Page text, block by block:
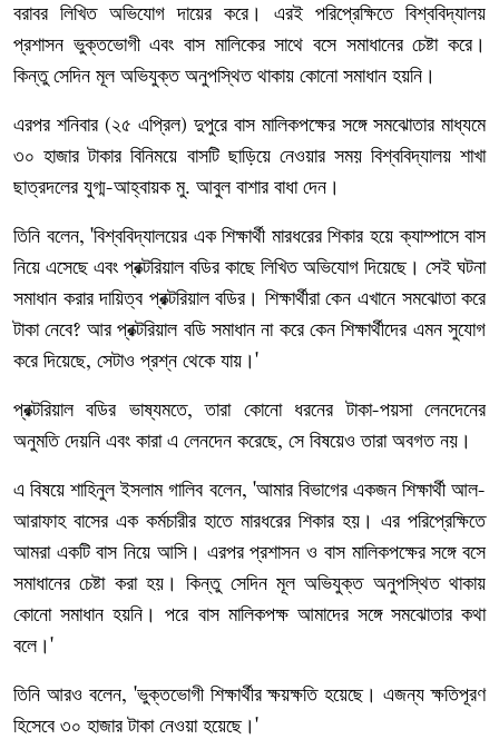
বরাবর লিখিত অভিযোগ দায়ের করে। এরই পরিপ্রেক্ষিতে বিশ্ববিদ্যালয়
প্রশাসন ভুক্তভোগী এবং বাস মালিকের সাথে বসে সমাধানের চেষ্টা করে।
কিন্তু সেদিন মূল অভিযুক্ত অনুপস্থিত থাকায় কোনো সমাধান হয়নি।
এরপর শনিবার(২৫ এপ্রিল) দুপুরে বাস মালিকপক্ষের সঙ্গে সমঝোতার মাধ্যমে
৩০ হাজার টাকার বিনিময়ে বাসটি ছাড়িয়ে নেওয়ার সময় বিশ্ববিদ্যালয় শাখা
ছাত্রদলের যুগ্ম-আহ্বায়ক মু. আবুল বাশার বাধা দেন।
তিনি বলেন, 'বিশ্ববিদ্যালয়ের এক শিক্ষার্থী মারধরের শিকার হয়ে ক্যাম্পাসে বাস
নিয়ে এসেছে এবং প্রক্টরিয়াল বডির কাছে লিখিত অভিযোগ দিয়েছে। সেই ঘটনা
সমাধান করার দায়িত্ব প্রক্টরিয়াল বডির। শিক্ষার্থীরা কেন এখানে সমঝোতা করে
টাকা নেবে? আর প্রক্টরিয়াল বডি সমাধান না করে কেন শিক্ষার্থীদের এমন সুযোগ
করে দিয়েছে, সেটাও প্রশ্ন থেকে যায়। '
প্রক্টরিয়াল বডির ভাষ্যমতে,তারা কোনো ধরনের টাকা-পয়সা লেনদেনের
অনুমতি দেয়নি এবং কারা এ লেনদেন করেছে, সে বিষয়েও তারা অবগত নয়।
এ বিষয়ে শাহিনুল ইসলাম গালিব বলেন, 'আমার বিভাগের একজন শিক্ষার্থী আল-
আরাফাহ বাসের এক কর্মচারীর হাতে মারধরের শিকার হয়। এর পরিপ্রেক্ষিতে
আমরা একটি বাস নিয়ে আসি। এরপর প্রশাসন ও বাস মালিকপক্ষের সঙ্গে বসে
সমাধানের চেষ্টা করা হয়। কিন্তু সেদিন মূল অভিযুক্ত অনুপস্থিত থাকায়
কোনো সমাধান হয়নি। পরে বাস মালিকপক্ষ আমাদের সঙ্গে সমঝোতার কথা
বলে। '
তিনি আরও বলেন, 'ভুক্তভোগী শিক্ষার্থীর ক্ষয়ক্ষতি হয়েছে। এজন্য ক্ষতিপূরণ
হিসেবে ৩০ হাজার টাকা নেওয়া হয়েছে। '